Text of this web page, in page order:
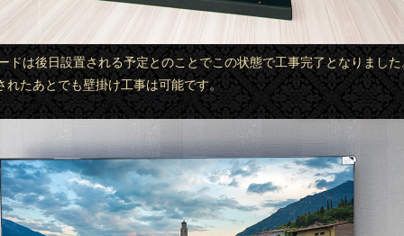
ドは後日設置される予定とのことでこの状態で工事完了となりまし
れたあとでも壁掛け工事は可能です。